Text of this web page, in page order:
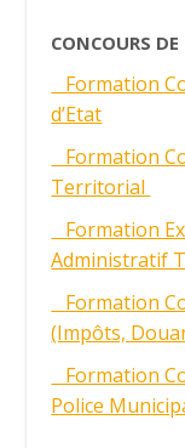
CONCOURS
Formation
d’Etat
Formation
Territorial
Formation
Administratif
Formation
(Impôts,
Formation
Police